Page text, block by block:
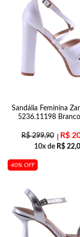
Sandália Feminina
5236.11198
R$299,90 R$
10x de R$
40% OFF